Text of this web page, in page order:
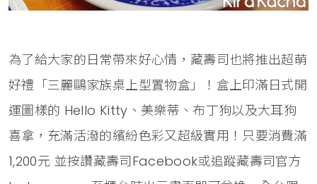
為了給大家的日常帶來好心情，藏壽司也將推出超萌
好禮「三麗鷗家族桌上型置物盒」！盒上印滿日式開
運圖樣的 Hello Kitty、美樂蒂、布丁狗以及大耳狗
喜拿，充滿活潑的繽紛色彩又超級實用！只要消費滿
1,200元 並按讚藏壽司Facebook或追蹤藏壽司官方